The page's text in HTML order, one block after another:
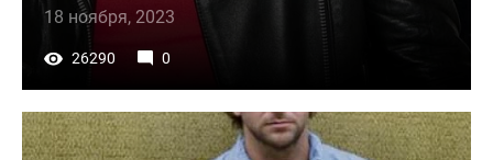
18 ноября, 2023
26290 0